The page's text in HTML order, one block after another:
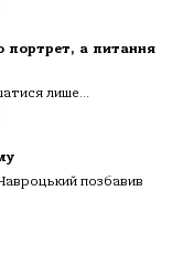
портрет, а питання
лише...
позбавив